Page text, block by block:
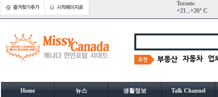
Toronto
+21...+26° C
Home 뉴스 생활정보 Talk Channel